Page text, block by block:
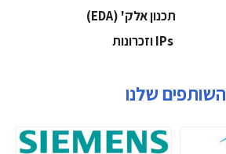
‫תכנון אלק' (‪(EDA‬‬
השותפים שלנו